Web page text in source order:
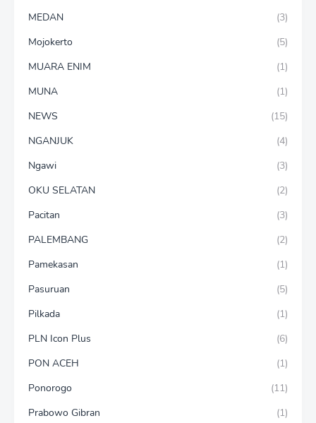
MEDAN
(3)
Mojokerto
(5)
MUARA ENIM
(1)
MUNA
(1)
NEWS
(15)
NGANJUK
(4)
Ngawi
(3)
OKU SELATAN
(2)
Pacitan
(3)
PALEMBANG
(2)
Pamekasan
(1)
Pasuruan
(5)
Pilkada
(1)
PLN Icon Plus
(6)
PON ACEH
(1)
Ponorogo
(11)
Prabowo Gibran
(1)